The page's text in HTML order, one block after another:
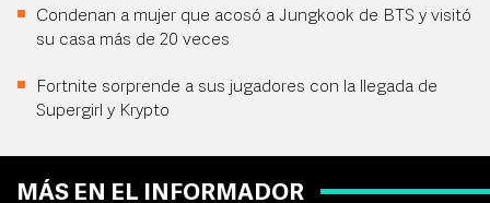
Condenan a mujer que acosó a Jungkook de BTS y visitó
su casa más de 20 veces
Fortnite sorprende a sus jugadores con la llegada de
Supergirl y Krypto
MÁS EN EL INFORMADOR